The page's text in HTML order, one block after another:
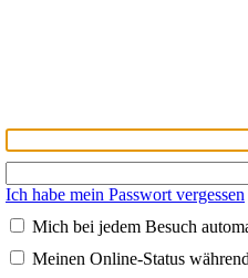
Ich habe mein Passwort vergessen
Mich bei jedem Besuch
Meinen Online-Status